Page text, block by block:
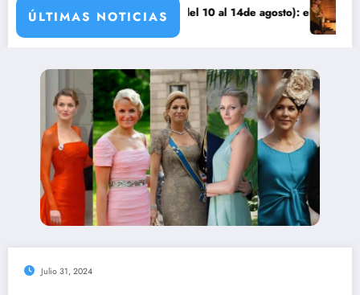
ÚLTIMAS NOTICIAS
DE LIBERTAD’ (del 10 al 14de agosto): el secreto de Tasio
Avance
Julio 31, 2024